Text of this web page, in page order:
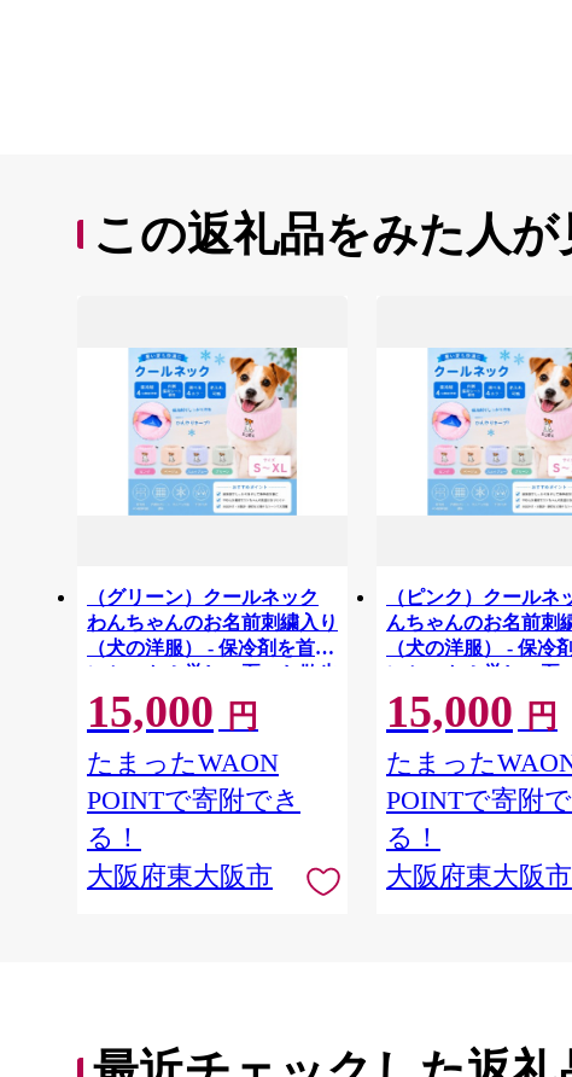
この返礼品をみた人
（グリーン）クールネック
わんちゃんのお名前刺繍入り
（犬の洋服） - 保冷剤を首元
にセット！厳しい夏のお散歩
におすすめ
15,000 円
たまったWAON
POINTで寄附でき
る！
大阪府東大阪市
（ピンク）クールネ
んちゃんのお名前刺
（犬の洋服） - 保冷
にセット！厳しい夏
におすすめ
15,000 円
たまった
POINTで寄附
る！
大阪府東大阪市